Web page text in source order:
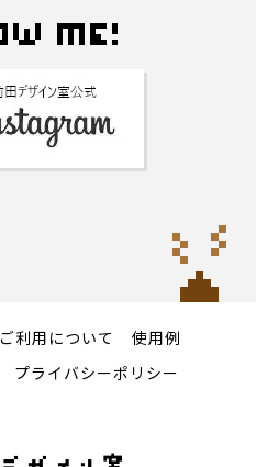
ご利用について
使用例
プライバシーポリシー